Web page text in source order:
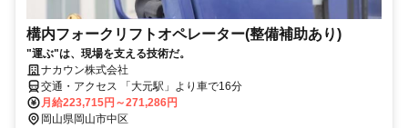
構内フォークリフトオペレーター(整備補助あり)
"運ぶ"は、現場を支える技術だ。
ナカウン株式会社
交通・アクセス 「大元駅」より車で16分
月給223,715円～271,286円
岡山県岡山市中区